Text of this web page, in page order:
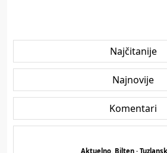
Najčitanije
Najnovije
Komentari